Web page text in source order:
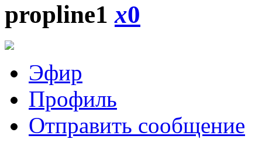
propline1x0
Эфир
Профиль
Отправить сообщение